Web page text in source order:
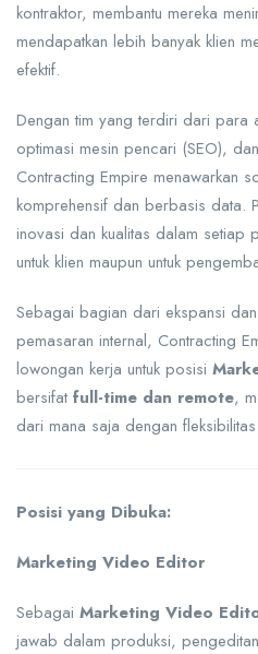
kontraktor, membantu mereka
mendapatkan lebih banyak klien
efektif.
Dengan tim yang terdiri dari para
optimasi mesin pencari (SEO),
Contracting Empire menawarkan
komprehensif dan berbasis data.
inovasi dan kualitas dalam setiap
untuk klien maupun untuk
Sebagai bagian dari ekspansi
pemasaran internal, Contracting
lowongan kerja untuk posisi
bersifat full-time dan remote,
dari mana saja dengan
Posisi yang Dibuka:
Marketing Video Editor
Sebagai Marketing Video
jawab dalam produksi,